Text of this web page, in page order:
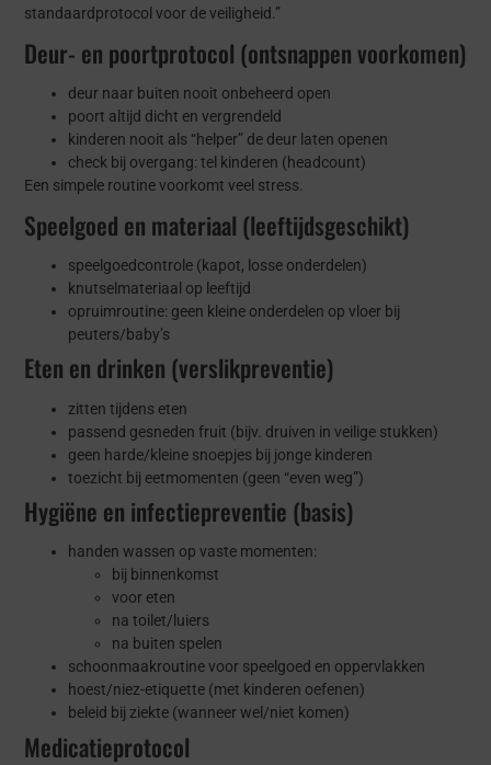
standaardprotocol voor de veiligheid.”
Deur- en poortprotocol (ontsnappen voorkomen)
deur naar buiten nooit onbeheerd open
poort altijd dicht en vergrendeld
kinderen nooit als “helper” de deur laten openen
check bij overgang: tel kinderen (headcount)
Een simpele routine voorkomt veel stress.
Speelgoed en materiaal (leeftijdsgeschikt)
speelgoedcontrole (kapot, losse onderdelen)
knutselmateriaal op leeftijd
opruimroutine: geen kleine onderdelen op vloer bij
peuters/baby’s
Eten en drinken (verslikpreventie)
zitten tijdens eten
passend gesneden fruit (bijv. druiven in veilige stukken)
geen harde/kleine snoepjes bij jonge kinderen
toezicht bij eetmomenten (geen “even weg”)
Hygiëne en infectiepreventie (basis)
handen wassen op vaste momenten:
bij binnenkomst
voor eten
na toilet/luiers
na buiten spelen
schoonmaakroutine voor speelgoed en oppervlakken
hoest/niez-etiquette (met kinderen oefenen)
beleid bij ziekte (wanneer wel/niet komen)
Medicatieprotocol